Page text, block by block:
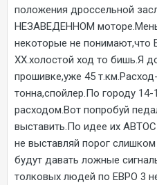
положения дроссельной
НЕЗАВЕДЕННОМ
некоторые не понимают,что
ХХ.холостой ход то бишь.Я
прошивке,уже 45
тонна,спойлер.По городу
расходом.Вот попробуй
выставить.По идее их
не выставляй порог
будут давать ложные
толковых людей по ЕВРО 3